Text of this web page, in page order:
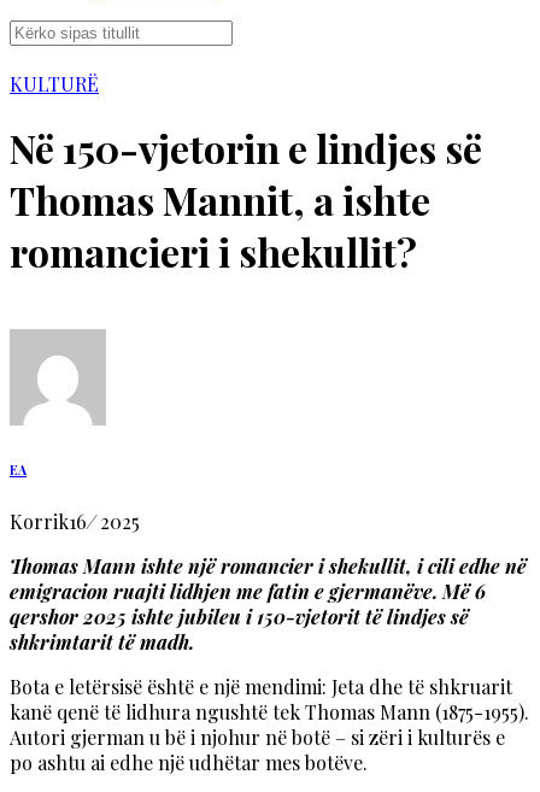
KULTURË
Në 150-vjetorin e lindjes së
Thomas Mannit, a ishte
romancieri i shekullit?
EA
Korrik16/2025
Thomas Mann ishte një romancier i shekullit, i cili edhe në
emigracion ruajti lidhjen me fatin e gjermanëve. Më 6
qershor 2025 ishte jubileu i 150-vjetorit të lindjes së
shkrimtarit të madh.
Bota e letërsisë është e një mendimi: Jeta dhe të shkruarit
kanë qenë të lidhura ngushtë tek Thomas Mann (1875-1955).
Autori gjerman u bë i njohur në botë – si zëri i kulturës e
po ashtu ai edhe një udhëtar mes botëve.